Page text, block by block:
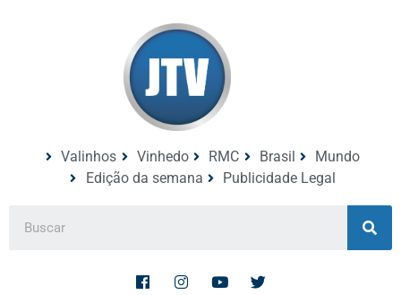
Valinhos Vinhedo RMC Brasil
Mundo
Edição da semana
Publicidade Legal